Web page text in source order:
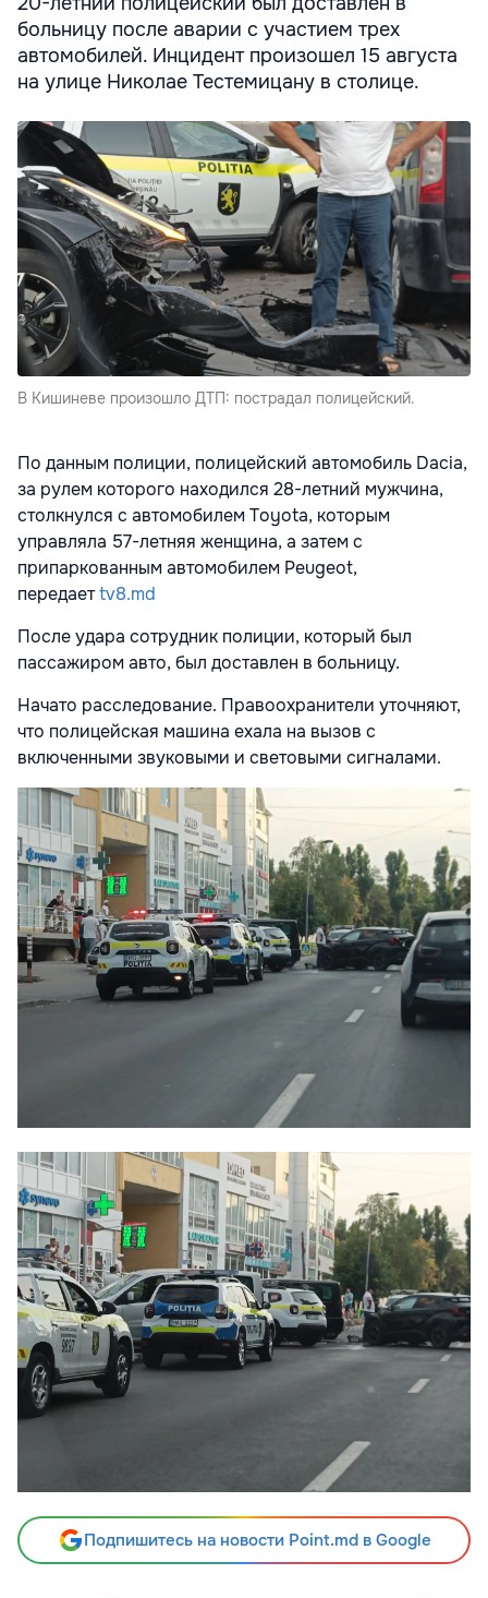
больницу после аварии с участием трех
автомобилей. Инцидент произошел 15 августа
на улице Николае Тестемицану в столице.
В Кишиневе произошло ДТП: пострадал полицейский.
По данным полиции, полицейский автомобиль Dacia,
за рулем которого находился 28-летний мужчина,
столкнулся с автомобилем Toyota, которым
управляла 57-летняя женщина, а затем с
припаркованным автомобилем Peugeot,
передаетtv8.md
После удара сотрудник полиции, который был
пассажиром авто, был доставлен в больницу.
Начато расследование. Правоохранители уточняют,
что полицейская машина ехала на вызов с
включенными звуковыми и световыми сигналами.
Подпишитесь на новости Point.md в Google